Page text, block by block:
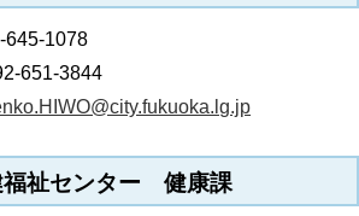
1078
3844
祉センター 健康課